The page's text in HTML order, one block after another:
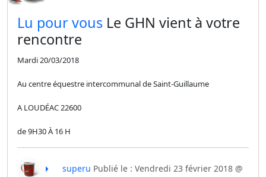
​Lu pour vous Le GHN vient à votre
rencontre
Mardi 20/03/2018
Au centre équestre intercommunal de Saint-Guillaume
A LOUDÉAC 22600
de 9H30 À 16 H
superu Publié le : Vendredi 23 février 2018 @